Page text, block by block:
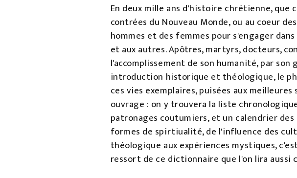
En deux mille ans d'histoire chrétienne, que
contrées du Nouveau Monde, ou au coeur
hommes et des femmes pour s'engager
et aux autres. Apôtres, martyrs, docteurs,
l'accomplissement de son humanité, par
introduction historique et théologique, le
ces vies exemplaires, puisées aux
ouvrage : on y trouvera la liste
patronages coutumiers, et un calendrier
formes de spirtiualité, de l'influence des
théologique aux expériences mystiques,
ressort de ce dictionnaire que l'on lira aussi